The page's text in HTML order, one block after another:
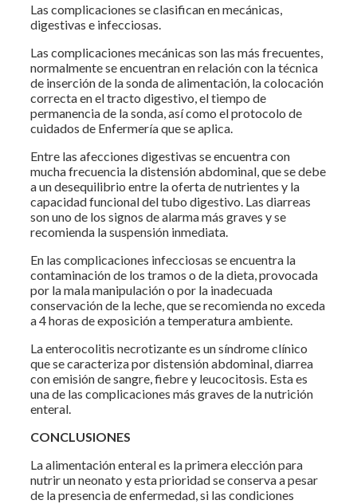
Las complicaciones se clasifican en mecánicas,
digestivas e infecciosas.
Las complicaciones mecánicas son las más frecuentes,
normalmente se encuentran en relación con la técnica
de inserción de la sonda de alimentación, la colocación
correcta en el tracto digestivo, el tiempo de
permanencia de la sonda, así como el protocolo de
cuidados de Enfermería que se aplica.
Entre las afecciones digestivas se encuentra con
mucha frecuencia la distensión abdominal, que se debe
a un desequilibrio entre la oferta de nutrientes y la
capacidad funcional del tubo digestivo. Las diarreas
son uno de los signos de alarma más graves y se
recomienda la suspensión inmediata.
En las complicaciones infecciosas se encuentra la
contaminación de los tramos o de la dieta, provocada
por la mala manipulación o por la inadecuada
conservación de la leche, que se recomienda no exceda
a 4 horas de exposición a temperatura ambiente.
La enterocolitis necrotizante es un síndrome clínico
que se caracteriza por distensión abdominal, diarrea
con emisión de sangre, fiebre y leucocitosis. Esta es
una de las complicaciones más graves de la nutrición
enteral.
CONCLUSIONES
La alimentación enteral es la primera elección para
nutrir un neonato y esta prioridad se conserva a pesar
de la presencia de enfermedad, si las condiciones